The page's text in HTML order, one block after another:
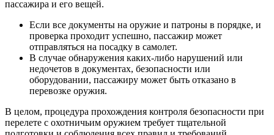
пассажира и его вещей.
Если все документы на оружие и патроны в порядке, и
проверка проходит успешно, пассажир может
отправляться на посадку в самолет.
В случае обнаружения каких-либо нарушений или
недочетов в документах, безопасности или
оборудовании, пассажиру может быть отказано в
перевозке оружия.
В целом, процедура прохождения контроля безопасности при
перелете с охотничьим оружием требует тщательной